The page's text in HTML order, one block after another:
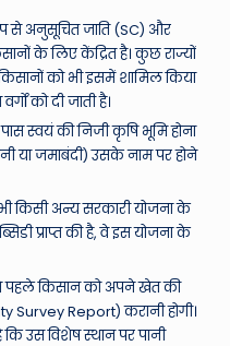
से अनुसूचित जाति (SC) और
के लिए केंद्रित है। कुछ राज्यों
को भी इसमें शामिल किया
को दी जाती है।
स्वयं की निजी कृषि भूमि होना
या जमाबंदी) उसके नाम पर होने
किसी अन्य सरकारी योजना के
प्राप्त की है, वे इस योजना के
किसान को अपने खेत की
Survey Report) करानी होगी।
कि उस विशेष स्थान पर पानी